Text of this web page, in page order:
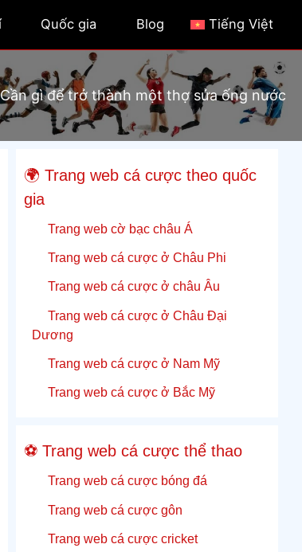
Quốc gia Blog Tiếng Việt
Cần gì để trở thành một thợ sửa ống nước
🌍 Trang web cá cược theo quốc
gia
Trang web cờ bạc châu Á
Trang web cá cược ở Châu Phi
Trang web cá cược ở châu Âu
Trang web cá cược ở Châu Đại
Dương
Trang web cá cược ở Nam Mỹ
Trang web cá cược ở Bắc Mỹ
⚽ Trang web cá cược thể thao
Trang web cá cược bóng đá
Trang web cá cược gôn
Trang web cá cược cricket